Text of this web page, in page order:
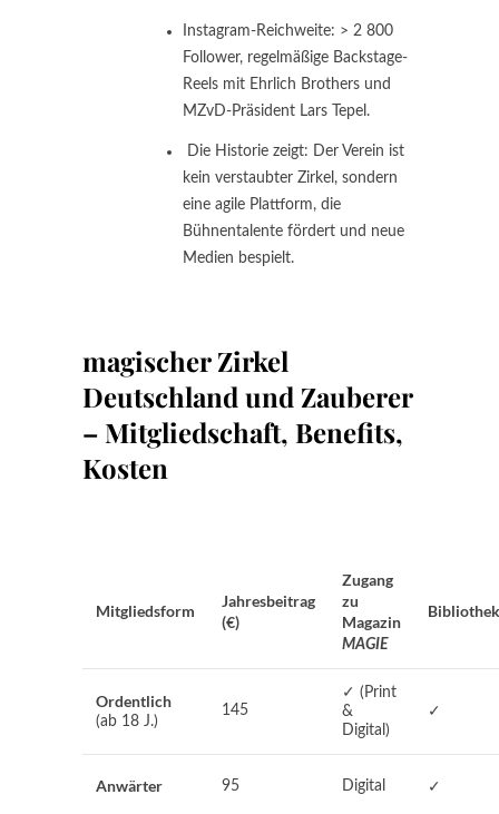
Instagram-Reichweite: > 2 800
Follower, regelmäßige Backstage-
Reels mit Ehrlich Brothers und
MZvD-Präsident Lars Tepel.
Die Historie zeigt: Der Verein ist
kein verstaubter Zirkel, sondern
eine agile Plattform, die
Bühnentalente fördert und neue
Medien bespielt.
magischer Zirkel
Deutschland und Zauberer
– Mitgliedschaft, Benefits,
Kosten
Mitgliedsform
Jahresbeitrag
(€)
Zugang
zu
Magazin
MAGIE
Bibliothek
Ordentlich
(ab 18 J.)
145
✓ (Print
&
Digital)
✓
Anwärter 95 Digital ✓